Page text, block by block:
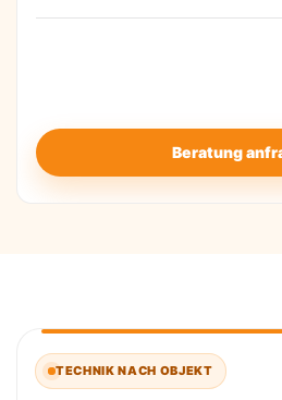
Beratung
TECHNIK NACH OBJEKT